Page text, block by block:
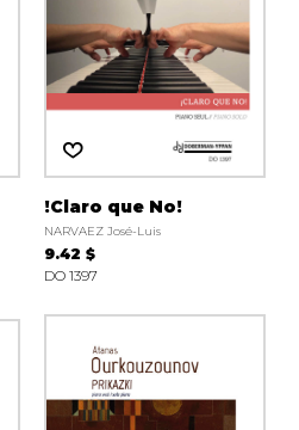
!Claro que No!
NARVAEZ José-Luis
9.42 $
DO 1397